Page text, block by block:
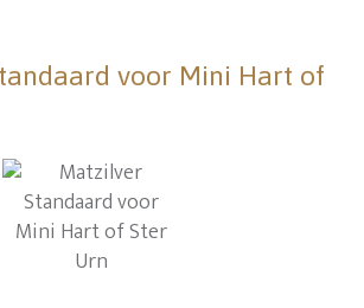
voor Mini Hart of